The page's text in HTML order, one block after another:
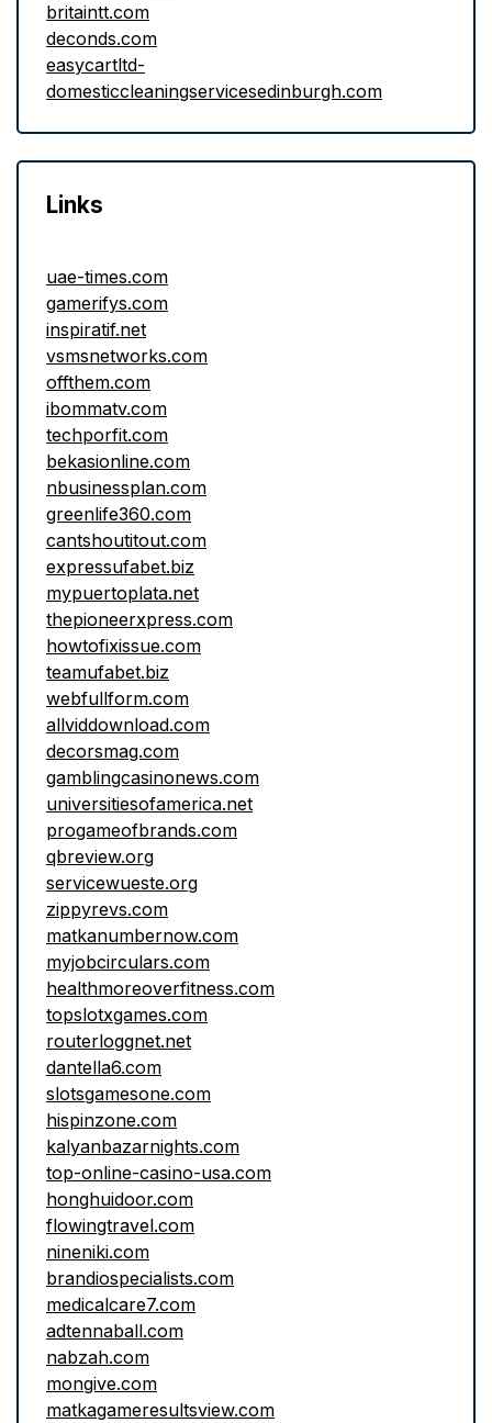
britaintt.com
deconds.com
easycartltd-
domesticcleaningservicesedinburgh.com
Links
uae-times.com
gamerifys.com
inspiratif.net
vsmsnetworks.com
offthem.com
ibommatv.com
techporfit.com
bekasionline.com
nbusinessplan.com
greenlife360.com
cantshoutitout.com
expressufabet.biz
mypuertoplata.net
thepioneerxpress.com
howtofixissue.com
teamufabet.biz
webfullform.com
allviddownload.com
decorsmag.com
gamblingcasinonews.com
universitiesofamerica.net
progameofbrands.com
qbreview.org
servicewueste.org
zippyrevs.com
matkanumbernow.com
myjobcirculars.com
healthmoreoverfitness.com
topslotxgames.com
routerloggnet.net
dantella6.com
slotsgamesone.com
hispinzone.com
kalyanbazarnights.com
top-online-casino-usa.com
honghuidoor.com
flowingtravel.com
nineniki.com
brandiospecialists.com
medicalcare7.com
adtennaball.com
nabzah.com
mongive.com
matkagameresultsview.com